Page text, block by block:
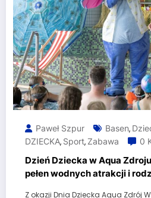
Paweł Szpur Basen,
DZIECKA, Sport, Zabawa 0
Dzień Dziecka w Aqua
pełen wodnych atrakcji i
Z okazji Dnia Dziecka Aqua Zdrój